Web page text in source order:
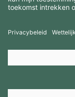
CONTACTEN
Copyright